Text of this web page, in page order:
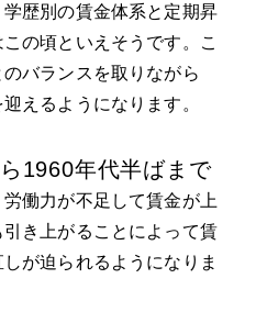
歴別の賃金体系と定期昇
の頃といえそうです。こ
バランスを取りながら
えるようになります。
1960年代半ばまで
働力が不足して賃金が上
き上がることによって賃
が迫られるようになりま